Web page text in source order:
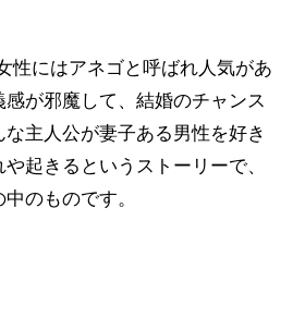
性にはアネゴと呼ばれ人気があ
が邪魔して、結婚のチャンス
主人公が妻子ある男性を好き
起きるというストーリーで、
のものです。